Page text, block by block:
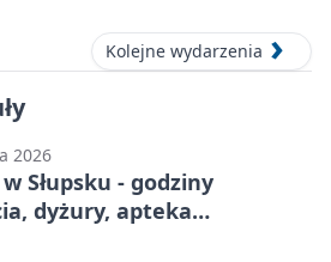
Kolejne wydarzenia
2026
Słupsku - godziny
dyżury, apteka